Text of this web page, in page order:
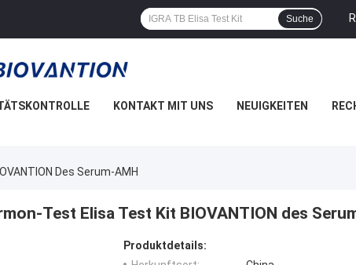
Suche
KONTAKT MIT UNS NEUIGKEITEN
Des Serum-AMH
Test Elisa Test Kit BIOVANTION des
Produktdetails: